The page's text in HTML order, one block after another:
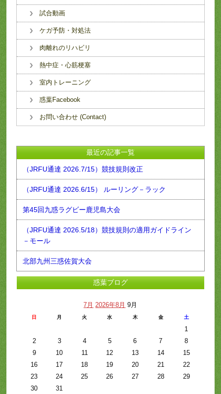
試合動画
ケガ予防・対処法
肉離れのリハビリ
熱中症・心筋梗塞
室内トレーニング
惑葉Facebook
お問い合わせ (Contact)
最近の記事一覧
（JRFU通達 2026.7/15）競技規則改正
（JRFU通達 2026.6/15） ルーリング－ラック
第45回九惑ラグビー鹿児島大会
（JRFU通達 2026.5/18）競技規則の適用ガイドライン
－モール
北部九州三惑佐賀大会
惑葉ブログ
7月 2026年8月 9月
日 月 火 水 木 金 土
1
2
3 4 5 6 7
8
9
10 11 12 13 14
15
16
17 18 19 20 21
22
23
24 25 26 27 28
29
30
31